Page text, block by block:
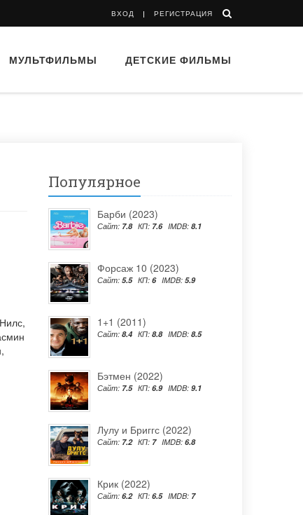
ВХОД РЕГИСТРАЦИЯ
МУЛЬТФИЛЬМЫ ДЕТСКИЕ ФИЛЬМЫ
,
,
Популярное
Барби (2023)
Сайт: 7.8 КП: 7.6 IMDB: 8.1
Форсаж 10 (2023)
Сайт: 5.5 КП: 6 IMDB: 5.9
1+1 (2011)
Сайт: 8.4 КП: 8.8 IMDB: 8.5
Бэтмен (2022)
Сайт: 7.5 КП: 6.9 IMDB: 9.1
Лулу и Бриггс (2022)
Сайт: 7.2 КП: 7 IMDB: 6.8
Крик (2022)
Сайт: 6.2 КП: 6.5 IMDB: 7